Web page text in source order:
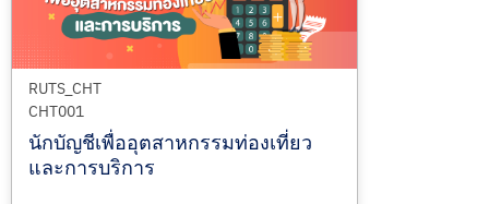
RUTS_CHT
CHT001
นักบัญชีเพื่ออุตสาหกรรมท่องเที่ยว
และการบริการ